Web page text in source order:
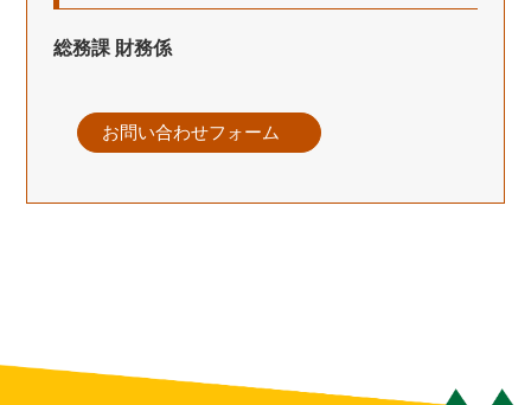
総務課 財務係
お問い合わせフォーム